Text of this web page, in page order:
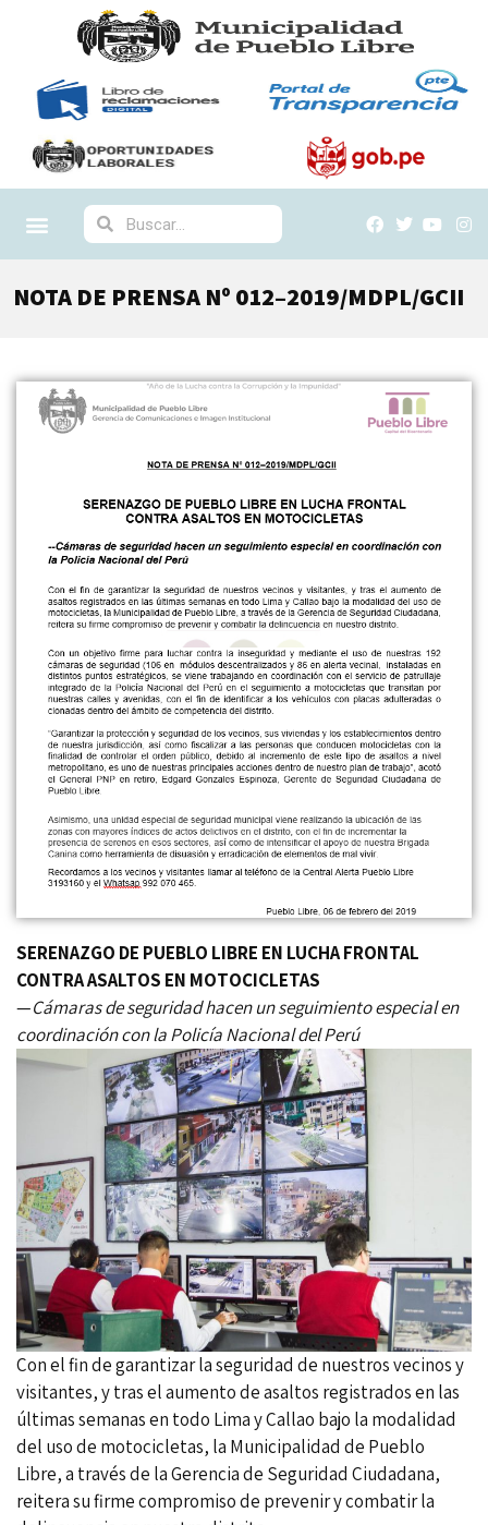
NOTA DE PRENSA Nº 012–2019/MDPL/GCII
SERENAZGO DE PUEBLO LIBRE EN LUCHA FRONTAL
CONTRA ASALTOS EN MOTOCICLETAS
—Cámaras de seguridad hacen un seguimiento especial en
coordinación con la Policía Nacional del Perú
Con el fin de garantizar la seguridad de nuestros vecinos y
visitantes, y tras el aumento de asaltos registrados en las
últimas semanas en todo Lima y Callao bajo la modalidad
del uso de motocicletas, la Municipalidad de Pueblo
Libre, a través de la Gerencia de Seguridad Ciudadana,
reitera su firme compromiso de prevenir y combatir la